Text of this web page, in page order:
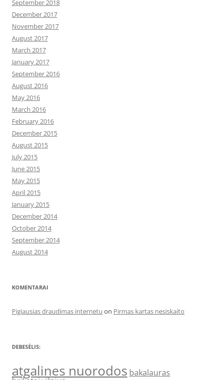
September 2018
December 2017
November 2017
August 2017
March 2017
January 2017
September 2016
August 2016
May 2016
March 2016
February 2016
December 2015
August 2015
July 2015
June 2015
May 2015
April 2015
January 2015
December 2014
October 2014
September 2014
August 2014
KOMENTARAI
Pigiausias draudimas internetu on Pirmas kartas nesiskaito
DEBESĖLIS:
atgalines nuorodos bakalauras